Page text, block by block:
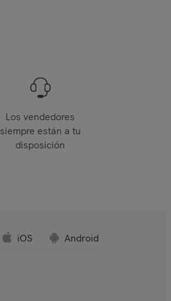
Los vendedores
siempre están a tu
disposición
iOS Android